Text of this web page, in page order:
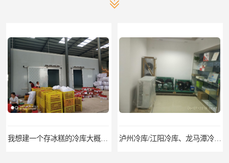
我想建一个存冰糕的冷库大概10平方米 需要价格 泸州冷库/江阳冷库、龙马潭冷库、纳溪冷库、泸县冷库、合江冷库、叙永冷库、古蔺冷库